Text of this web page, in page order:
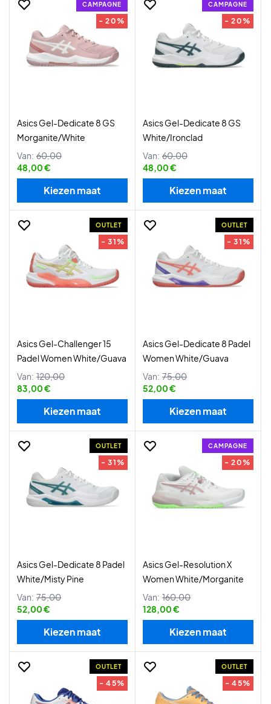
CAMPAGNE
- 20%
Asics Gel-Dedicate 8 GS
Morganite/White
Van: 60,00
48,00 €
Kiezen maat
CAMPAGNE
- 20%
Asics Gel-Dedicate 8 GS
White/Ironclad
Van: 60,00
48,00 €
Kiezen maat
OUTLET
- 31%
Asics Gel-Challenger 15
Padel Women White/Guava
Van: 120,00
83,00 €
Kiezen maat
OUTLET
- 31%
Asics Gel-Dedicate 8 Padel
Women White/Guava
Van: 75,00
52,00 €
Kiezen maat
OUTLET
- 31%
Asics Gel-Dedicate 8 Padel
White/Misty Pine
Van: 75,00
52,00 €
Kiezen maat
CAMPAGNE
- 20%
Asics Gel-Resolution X
Women White/Morganite
Van: 160,00
128,00 €
Kiezen maat
OUTLET
- 45%
OUTLET
- 45%